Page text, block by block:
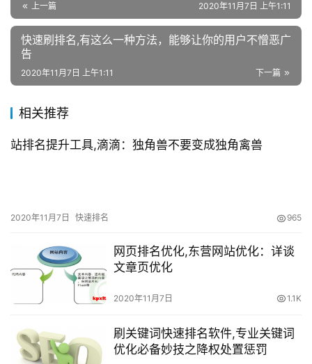
上一篇 2020年11月7日 上午1:11
快速刷排名,有这么一种方法，能够让你的用户不憎恶广
告
下一篇
2020年11月7日 上午1:11
相关推荐
站排名提升工具,滴滴：独角兽不要变成独角禽兽
2020年11月7日 快速排名 965
网页排名优化,东营网站优化：详谈
文章页优化
2020年11月7日 1.1K
刷关键词快速排名软件,专业关键词
优化必备妙技之降权处置惩罚